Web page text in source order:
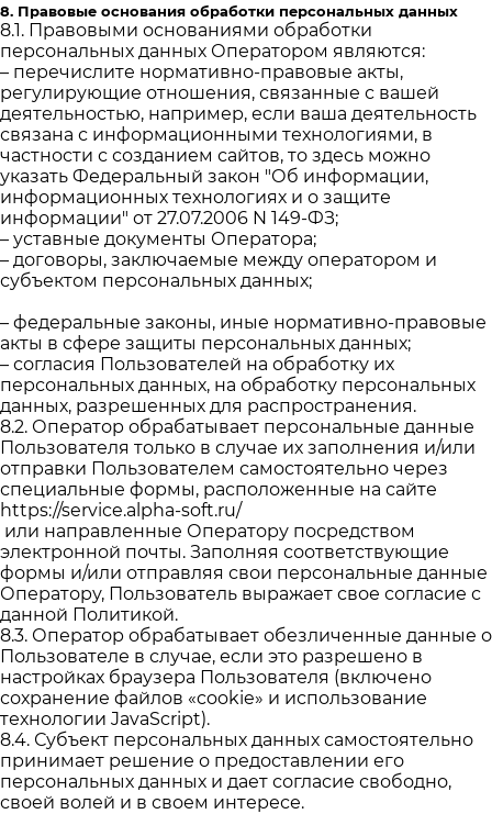
8. Правовые основания обработки персональных данных
8.1. Правовыми основаниями обработки
персональных данных Оператором являются:
– перечислите нормативно-правовые акты,
регулирующие отношения, связанные с вашей
деятельностью, например, если ваша деятельность
связана с информационными технологиями, в
частности с созданием сайтов, то здесь можно
указать Федеральный закон "Об информации,
информационных технологиях и о защите
информации" от 27.07.2006 N 149-ФЗ;
– уставные документы Оператора;
– договоры, заключаемые между оператором и
субъектом персональных данных;
– федеральные законы, иные нормативно-правовые
акты в сфере защиты персональных данных;
– согласия Пользователей на обработку их
персональных данных, на обработку персональных
данных, разрешенных для распространения.
8.2. Оператор обрабатывает персональные данные
Пользователя только в случае их заполнения и/или
отправки Пользователем самостоятельно через
специальные формы, расположенные на сайте
https://service.alpha-soft.ru/
или направленные Оператору посредством
электронной почты. Заполняя соответствующие
формы и/или отправляя свои персональные данные
Оператору, Пользователь выражает свое согласие с
данной Политикой.
8.3. Оператор обрабатывает обезличенные данные о
Пользователе в случае, если это разрешено в
настройках браузера Пользователя (включено
сохранение файлов «cookie» и использование
технологии JavaScript).
8.4. Субъект персональных данных самостоятельно
принимает решение о предоставлении его
персональных данных и дает согласие свободно,
своей волей и в своем интересе.